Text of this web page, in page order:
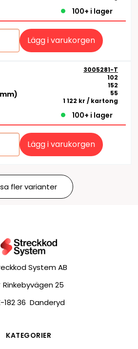
100+ i lager
Lägg i varukorgen
3005281-T
102
152
55
1 122 kr / kartong
100+ i lager
Lägg i varukorgen
fler varianter
System AB
Rinkebyvägen 25
182 36 Danderyd
KATEGORIER